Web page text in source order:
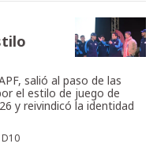
salió al paso de las
el estilo de juego de
y reivindicó la identidad